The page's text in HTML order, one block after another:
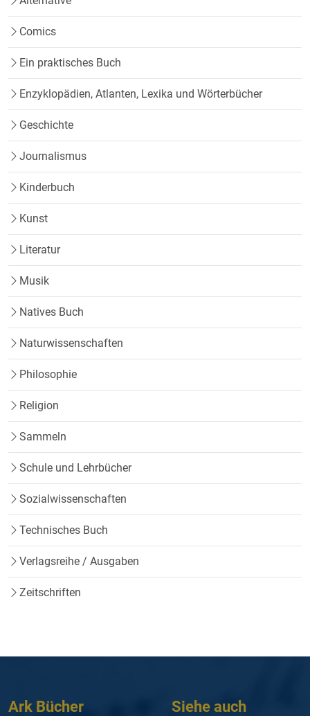
Comics
Ein praktisches Buch
Enzyklopädien, Atlanten, Lexika und Wörterbücher
Geschichte
Journalismus
Kinderbuch
Kunst
Literatur
Musik
Natives Buch
Naturwissenschaften
Philosophie
Religion
Sammeln
Schule und Lehrbücher
Sozialwissenschaften
Technisches Buch
Verlagsreihe / Ausgaben
Zeitschriften
Ark Bücher Siehe auch